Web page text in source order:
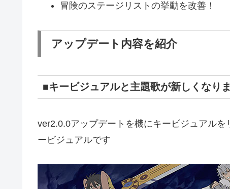
冒険のステージリストの挙動を改善！
アップデート内容を紹介
■キービジュアルと主題歌が新しくなり
ver2.0.0アップデートを機にキービジュアル
ービジュアルです